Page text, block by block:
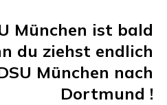
München ist bald
du ziehst endlich
München nach
Dortmund !